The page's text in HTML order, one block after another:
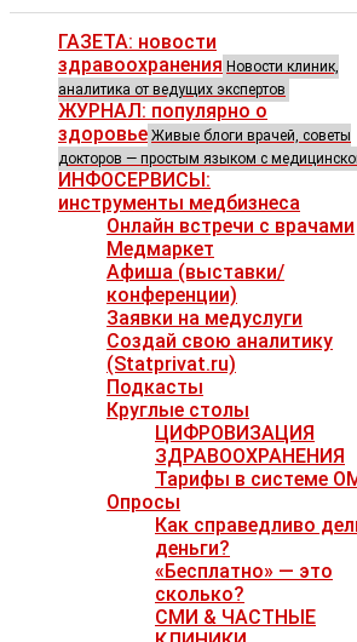
ГАЗЕТА: новости
здравоохранения Новости клиник,
аналитика от ведущих экспертов
ЖУРНАЛ: популярно о
здоровье Живые блоги врачей, советы
докторов — простым языком с
ИНФОСЕРВИСЫ:
инструменты медбизнеса
Онлайн встречи с врачами
Медмаркет
Афиша (выставки/
конференции)
Заявки на медуслуги
Создай свою аналитику
(Statprivat.ru)
Подкасты
Круглые столы
ЦИФРОВИЗАЦИЯ
ЗДРАВООХРАНЕНИЯ
Тарифы в системе
Опросы
Как справедливо
деньги?
«Бесплатно» — это
сколько?
СМИ & ЧАСТНЫЕ